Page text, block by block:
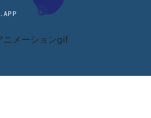
ニメーションgif